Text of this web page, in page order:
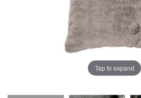
Tap to expand